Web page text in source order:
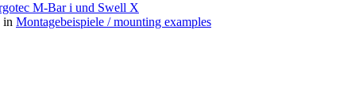
M-Bar i und Swell X
in Montagebeispiele / mounting examples